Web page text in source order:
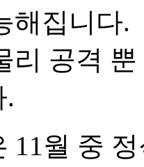
해집니다.
리 공격
.
11월 중